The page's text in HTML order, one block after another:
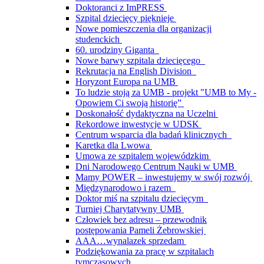
Doktoranci z ImPRESS
Szpital dziecięcy pięknieje
Nowe pomieszczenia dla organizacji
studenckich
60. urodziny Giganta
Nowe barwy szpitala dziecięcego
Rekrutacja na English Division
Horyzont Europa na UMB
To ludzie stoją za UMB - projekt "UMB to My -
Opowiem Ci swoją historię”
Doskonałość dydaktyczna na Uczelni
Rekordowe inwestycje w UDSK
Centrum wsparcia dla badań klinicznych
Karetka dla Lwowa
Umowa ze szpitalem wojewódzkim
Dni Narodowego Centrum Nauki w UMB
Mamy POWER – inwestujemy w swój rozwój
Międzynarodowo i razem
Doktor miś na szpitalu dziecięcym
Turniej Charytatywny UMB
Człowiek bez adresu – przewodnik
postępowania Pameli Żebrowskiej
AAA…wynalazek sprzedam
Podziękowania za pracę w szpitalach
tymczasowych